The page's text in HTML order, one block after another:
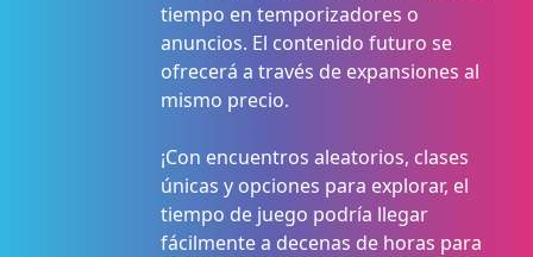
tiempo en temporizadores o
anuncios. El contenido futuro se
ofrecerá a través de expansiones al
mismo precio.
¡Con encuentros aleatorios, clases
únicas y opciones para explorar, el
tiempo de juego podría llegar
fácilmente a decenas de horas para